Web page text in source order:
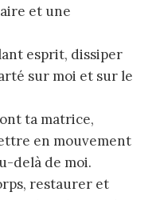
et une
esprit, dissiper
sur moi et sur le
ta matrice,
en mouvement
delà de moi.
restaurer et